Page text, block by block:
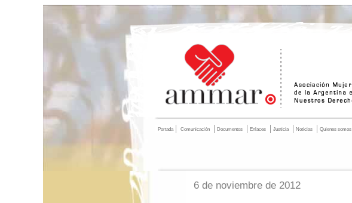
Portada Comunicación Documentos Enlaces Justicia Noticias Quienes somos
6 de noviembre de 2012